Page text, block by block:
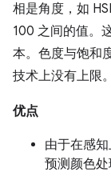
相是角度，如
100 之间的值。
本。色度与饱和
技术上没有上限。
优点
由于在感
预测颜色